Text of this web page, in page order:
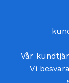
Vår
Vi